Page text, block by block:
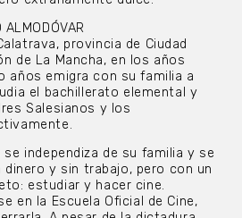
ALMODÓVAR
provincia de Ciudad
de La Mancha, en los años
años emigra con su familia a
el bachillerato elemental y
Salesianos y los
independiza de su familia y se
dinero y sin trabajo, pero con un
estudiar y hacer cine.
en la Escuela Oficial de Cine,